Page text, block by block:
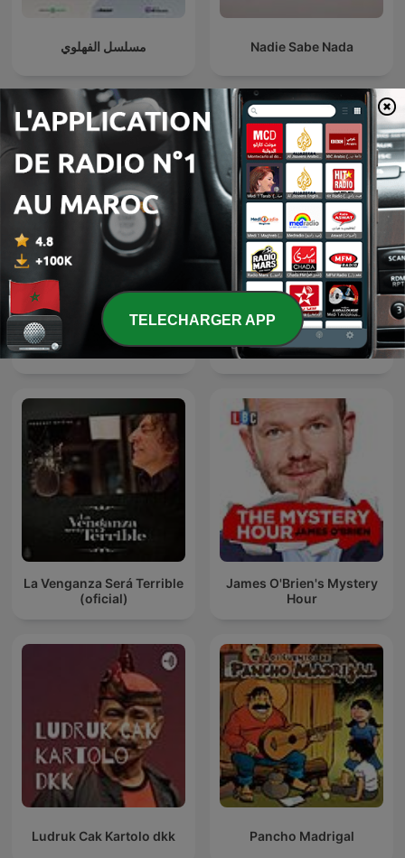
مسلسل الفهلوي Nadie Sabe Nada
Podcasts internationaux Comédie
Panda Show - Sin Picante El Despelote podcast
La Venganza Será Terrible
(oficial)
James O'Brien's Mystery
Hour
Ludruk Cak Kartolo dkk Pancho Madrigal
TELECHARGER APP